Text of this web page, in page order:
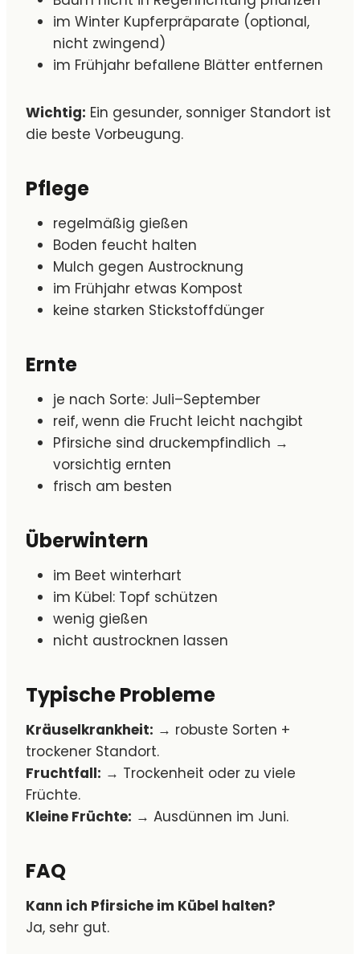
im Winter Kupferpräparate (optional,
nicht zwingend)
im Frühjahr befallene Blätter entfernen
Wichtig: Ein gesunder, sonniger Standort ist
die beste Vorbeugung.
Pflege
regelmäßig gießen
Boden feucht halten
Mulch gegen Austrocknung
im Frühjahr etwas Kompost
keine starken Stickstoffdünger
Ernte
je nach Sorte: Juli–September
reif, wenn die Frucht leicht nachgibt
Pfirsiche sind druckempfindlich →
vorsichtig ernten
frisch am besten
Überwintern
im Beet winterhart
im Kübel: Topf schützen
wenig gießen
nicht austrocknen lassen
Typische Probleme
Kräuselkrankheit: → robuste Sorten +
trockener Standort.
Fruchtfall: → Trockenheit oder zu viele
Früchte.
Kleine Früchte: → Ausdünnen im Juni.
FAQ
Kann ich Pfirsiche im Kübel halten?
Ja, sehr gut.